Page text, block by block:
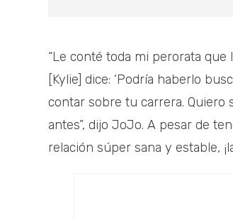
“Le conté toda mi perorata
[Kylie] dice: ‘Podría haberlo
contar sobre tu carrera. Quiero
antes”, dijo JoJo. A pesar de
relación súper sana y estable,